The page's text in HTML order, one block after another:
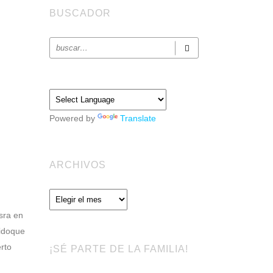
en
BUSCADOR
Powered by Translate
ARCHIVOS
Archivos
¡SÉ PARTE DE LA FAMILIA!